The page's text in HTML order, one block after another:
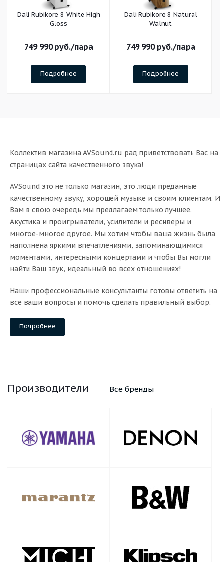
Dali Rubikore 8 White High
Gloss
749 990руб./пара
Подробнее
Dali Rubikore 8 Natural
Walnut
749 990руб./пара
Подробнее
Коллектив магазина AVSound.ru рад приветствовать Вас на
страницах сайта качественного звука!
AVSound это не только магазин, это люди преданные
качественному звуку, хорошей музыке и своим клиентам. И
Вам в свою очередь мы предлагаем только лучшее.
Акустика и проигрыватели, усилители и ресиверы и
многое-многое другое. Мы хотим чтобы ваша жизнь была
наполнена яркими впечатлениями, запоминающимися
моментами, интересными концертами и чтобы Вы могли
найти Ваш звук, идеальный во всех отношениях!
Наши профессиональные консультанты готовы ответить на
все ваши вопросы и помочь сделать правильный выбор.
Подробнее
Производители Все бренды